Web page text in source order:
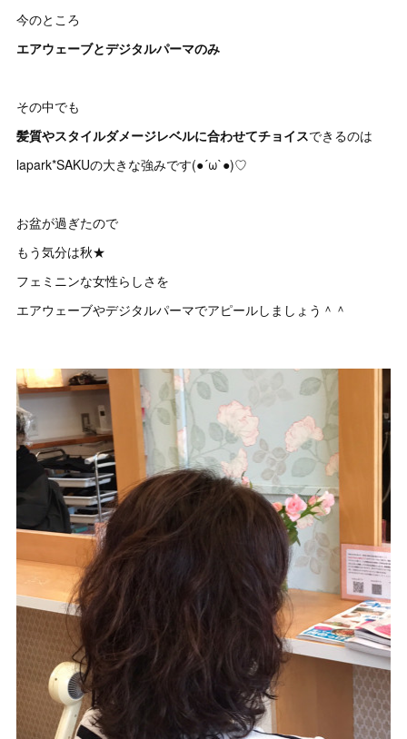
今のところ
エアウェーブとデジタルパーマのみ
その中でも
髪質やスタイルダメージレベルに合わせてチョイスできるのは
lapark*SAKUの大きな強みです(●´ω`●)♡
お盆が過ぎたので
もう気分は秋★
フェミニンな女性らしさを
エアウェーブやデジタルパーマでアピールしましょう＾＾